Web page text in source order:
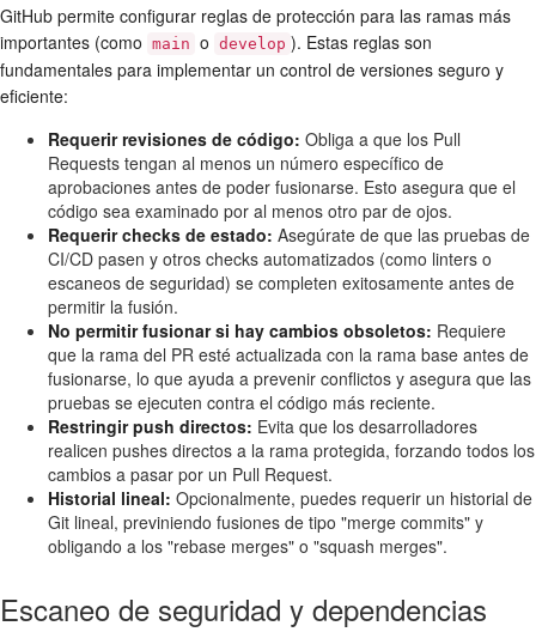
GitHub permite configurar reglas de protección para las ramas más
importantes (como main o develop ). Estas reglas son
fundamentales para implementar un control de versiones seguro y
eficiente:
Requerir revisiones de código: Obliga a que los Pull
Requests tengan al menos un número específico de
aprobaciones antes de poder fusionarse. Esto asegura que el
código sea examinado por al menos otro par de ojos.
Requerir checks de estado: Asegúrate de que las pruebas de
CI/CD pasen y otros checks automatizados (como linters o
escaneos de seguridad) se completen exitosamente antes de
permitir la fusión.
No permitir fusionar si hay cambios obsoletos: Requiere
que la rama del PR esté actualizada con la rama base antes de
fusionarse, lo que ayuda a prevenir conflictos y asegura que las
pruebas se ejecuten contra el código más reciente.
Restringir push directos: Evita que los desarrolladores
realicen pushes directos a la rama protegida, forzando todos los
cambios a pasar por un Pull Request.
Historial lineal: Opcionalmente, puedes requerir un historial de
Git lineal, previniendo fusiones de tipo "merge commits" y
obligando a los "rebase merges" o "squash merges".
Escaneo de seguridad y dependencias